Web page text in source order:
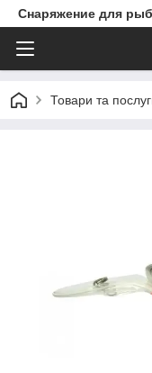
Снаряжение для
Товари та